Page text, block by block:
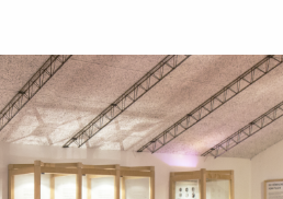
Raum einzigartige Funde,
im Dorf gefunden wurde, Objekte
auf der Pillerhöhesowie den
Fund vom
eines Kammhelms, der zu